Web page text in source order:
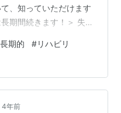
、知っていただけます
期間続きます！＞ 失語
られるのが特徴です。
ってきている方でも、
けることで、日常生活
ズさがアップする方も
めずにリハビリを＞ 失
長期的 #リハビリ
4年前